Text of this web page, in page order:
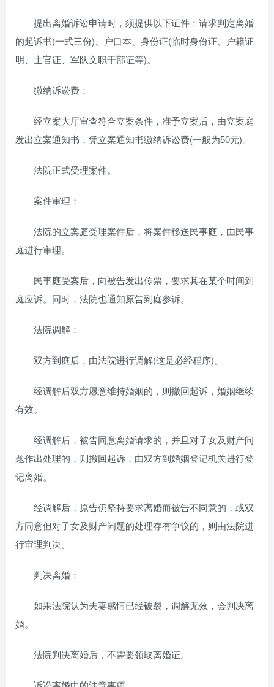
提出离婚诉讼申请时，须提供以下证件：请求判定离婚
的起诉书(一式三份)、户口本、身份证(临时身份证、户籍证
明、士官证、军队文职干部证等)。
缴纳诉讼费：
经立案大厅审查符合立案条件，准予立案后，由立案庭
发出立案通知书，凭立案通知书缴纳诉讼费(一般为50元)。
法院正式受理案件。
案件审理：
法院的立案庭受理案件后，将案件移送民事庭，由民事
庭进行审理。
民事庭受案后，向被告发出传票，要求其在某个时间到
庭应诉。同时，法院也通知原告到庭参诉。
法院调解：
双方到庭后，由法院进行调解(这是必经程序)。
经调解后双方愿意维持婚姻的，则撤回起诉，婚姻继续
有效。
经调解后，被告同意离婚请求的，并且对子女及财产问
题作出处理的，则撤回起诉，由双方到婚姻登记机关进行登
记离婚。
经调解后，原告仍坚持要求离婚而被告不同意的，或双
方同意但对子女及财产问题的处理存有争议的，则由法院进
行审理判决。
判决离婚：
如果法院认为夫妻感情已经破裂，调解无效，会判决离
婚。
法院判决离婚后，不需要领取离婚证。